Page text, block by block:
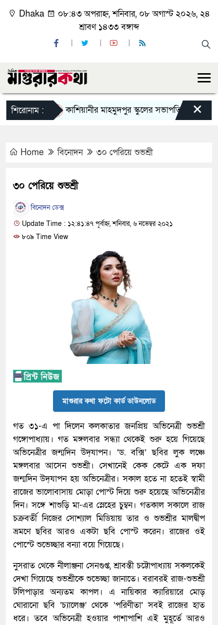
Dhaka
০৮:৪৩ অপরাহ্ন, শনিবার, ০৮ অগাস্ট ২০২৬, ২৪
শ্রাবণ ১৪৩৩ বঙ্গাব্দ
শিরোনাম : কাশিয়ানীর মাহমুদপুর স্কুলের সভাপতি হলেন গোবিন্দ
×
Home বিনোদন ৩০ পেরিয়ে শুভশ্রী
৩০ পেরিয়ে শুভশ্রী
বিনোদন ডেক্স
Update Time : ১২:৪১:৪৭ পূর্বাহ্ন, শনিবার, ৬ নভেম্বর ২০২১
৮০৯ Time View
মাগুরার কথা ফটো কার্ড ডাউনলোড
গত ৩১-এ পা দিলেন কলকাতার জনপ্রিয় অভিনেত্রী শুভশ্রী
গঙ্গোপাধ্যায়। গত মঙ্গলবার সন্ধ্যা থেকেই শুরু হয়ে গিয়েছে
অভিনেত্রীর জন্মদিন উদ্‌যাপন। ‘ড. বক্সি’ ছবির লুক লঞ্চে
মঙ্গলবার আসেন শুভশ্রী। সেখানেই কেক কেটে এক দফা
জন্মদিন উদ্‌যাপন হয় অভিনেত্রীর। সকাল হতে না হতেই স্বামী
রাজের ভালোবাসায় মোড়া পোস্ট দিয়ে শুরু হয়েছে অভিনেত্রীর
দিন। সঙ্গে শাশুড়ি মা-এর স্নেহের চুম্বন। গতকাল সকালে রাজ
চক্রবর্তী নিজের সোশ্যাল মিডিয়ায় তার ও শুভশ্রীর মালদ্বীপ
ভ্রমণে ছবির আরও একটা ছবি পোস্ট করেন। রাজের ওই
পোস্টে শুভেচ্ছার বন্যা বয়ে গিয়েছে।
নুসরাত থেকে নীলাঞ্জনা সেনগুপ্ত, শ্রাবন্তী চট্টোপাধ্যায় সকলকেই
দেখা গিয়েছে শুভশ্রীকে শুভেচ্ছা জানাতে। বরাবরই রাজ-শুভশ্রী
টলিপাড়ার অন্যতম কাপল। এ নায়িকার ক্যারিয়ারে মোড়
ঘোরানো ছবি ‘চ্যালেঞ্জ’ থেকে ‘পরিণীতা’ সবই রাজের হাত
ধরে। তবে অভিনেত্রী হওয়ার পাশাপাশি এই মুহূর্তে আরও